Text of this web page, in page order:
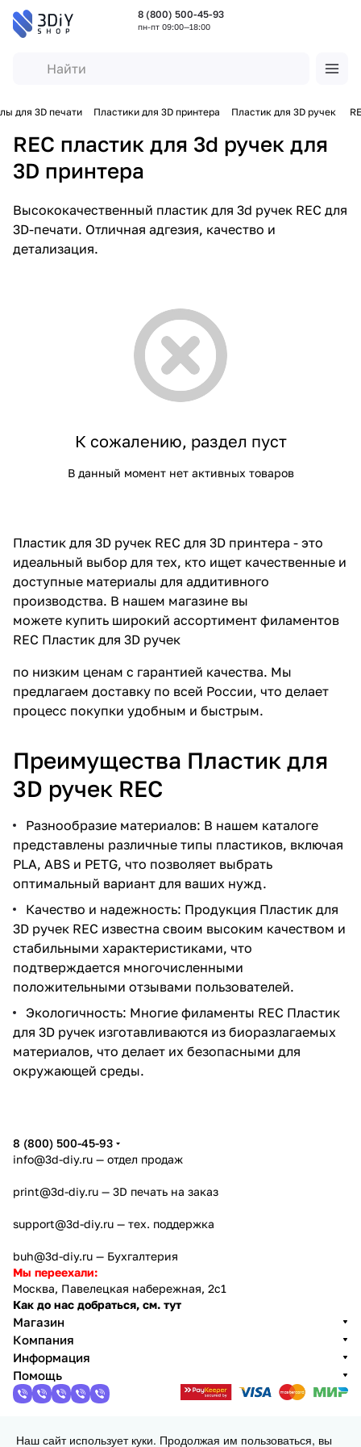
8 (800) 500-45-93
пн-пт 09:00—18:00
для 3D печати Пластики для 3D принтера Пластик для 3D ручек
REC пластик для 3d ручек для
3D принтера
Высококачественный пластик для 3d ручек REC для
3D-печати. Отличная адгезия, качество и
детализация.
К сожалению, раздел пуст
В данный момент нет активных товаров
Пластик для 3D ручек REC для 3D принтера - это
идеальный выбор для тех, кто ищет качественные и
доступные материалы для аддитивного
производства. В нашем магазине вы
можете купить широкий ассортимент филаментов
REC Пластик для 3D ручек
по низким ценам с гарантией качества. Мы
предлагаем доставку по всей России, что делает
процесс покупки удобным и быстрым.
Преимущества Пластик для
3D ручек REC
Разнообразие материалов: В нашем каталоге
представлены различные типы пластиков, включая
PLA, ABS и PETG, что позволяет выбрать
оптимальный вариант для ваших нужд.
Качество и надежность: Продукция Пластик для
3D ручек REC известна своим высоким качеством и
стабильными характеристиками, что
подтверждается многочисленными
положительными отзывами пользователей.
Экологичность: Многие филаменты REC Пластик
для 3D ручек изготавливаются из биоразлагаемых
материалов, что делает их безопасными для
окружающей среды.
8 (800) 500-45-93
info@3d-diy.ru — отдел продаж
print@3d-diy.ru — 3D печать на заказ
support@3d-diy.ru — тех. поддержка
buh@3d-diy.ru — Бухгалтерия
Мы переехали:
Москва, Павелецкая набережная, 2с1
Как до нас добраться, см. тут
Магазин
Компания
Информация
Помощь
2013 - 2026 © 3DiY (Тридиай) - интернет-магазин
Наш сайт использует куки. Продолжая им пользоваться, вы